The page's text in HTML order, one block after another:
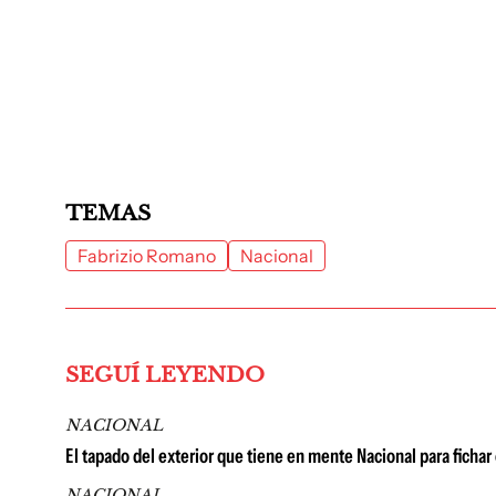
TEMAS
Fabrizio Romano Nacional
SEGUÍ LEYENDO
NACIONAL
El tapado del exterior que tiene en mente Nacional para